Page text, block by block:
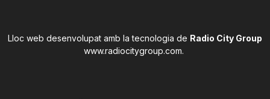
Lloc web desenvolupat amb la tecnologia de Radio City Group
www.radiocitygroup.com.